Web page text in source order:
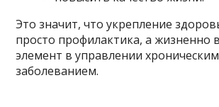
Это значит, что укрепление
просто профилактика, а жизненно
элемент в управлении хроническим
заболеванием.